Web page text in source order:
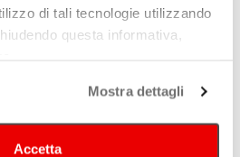
di tali tecnologie utilizzando
questa informativa,
Mostra dettagli
Accetta